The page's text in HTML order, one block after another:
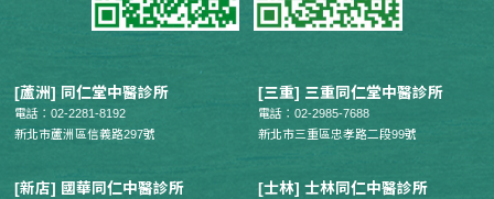
[蘆洲] 同仁堂中醫診所
電話：02-2281-8192
新北市蘆洲區信義路297號
[三重] 三重同仁堂中醫診所
電話：02-2985-7688
新北市三重區忠孝路二段99號
[新店] 國華同仁中醫診所 [士林] 士林同仁中醫診所